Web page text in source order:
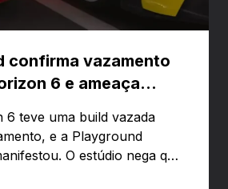
confirma vazamento
6 e ameaça
6 teve uma build vazada
e a Playground
O estúdio nega que